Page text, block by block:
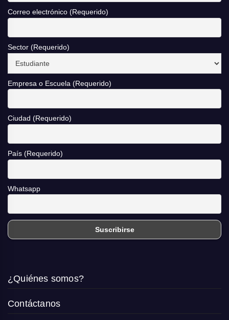
Correo electrónico (Requerido)
Sector (Requerido)
Empresa o Escuela (Requerido)
Ciudad (Requerido)
País (Requerido)
Whatsapp
¿Quiénes somos?
Contáctanos